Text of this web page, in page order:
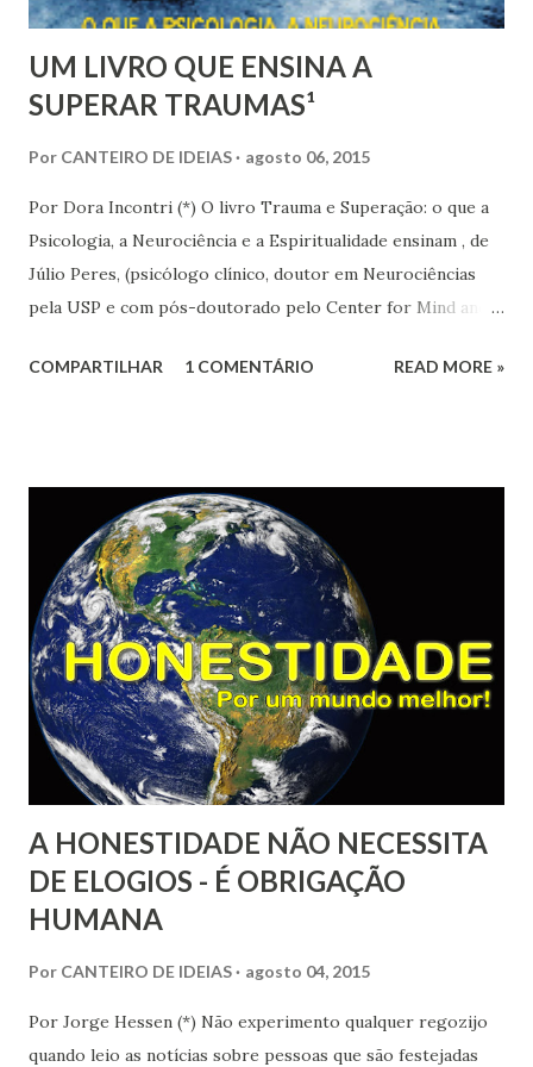
UM LIVRO QUE ENSINA A
SUPERAR TRAUMAS¹
Por CANTEIRO DE IDEIAS agosto 06, 2015
Por Dora Incontri (*) O livro Trauma e Superação: o que a
Psicologia, a Neurociência e a Espiritualidade ensinam , de
Júlio Peres, (psicólogo clínico, doutor em Neurociências
pela USP e com pós-doutorado pelo Center for Mind and
confluência de várias áreas do conhecimento (como
mas costurando ideias de maneira coerente e profunda, o
autor traz informações das mais recentes pesquisas a
respeito do cérebro (incluindo as suas próprias, com
neuroimagens), conceitos da Psicologia, questões
filosóficas e existenciais, sem deixar de lado a dimensão
espiritual do ser. Ao mesmo tempo em que Júlio Peres tem
se dedicado à pesquisa de neuroimagens, traz também
sólida experiência terapêutica com pacientes
traumatizados. Herdeiro de sua mãe, Maria Julia Piet...
COMPARTILHAR 1 COMENTÁRIO READ MORE »
A HONESTIDADE NÃO NECESSITA
DE ELOGIOS - É OBRIGAÇÃO
HUMANA
Por CANTEIRO DE IDEIAS agosto 04, 2015
Por Jorge Hessen (*) Não experimento qualquer regozijo
quando leio as notícias sobre pessoas que são festejadas